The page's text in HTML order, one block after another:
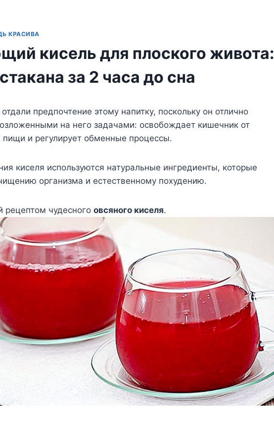
КРАСИВА
кисель для плоского живота:
за 2 часа до сна
предпочтение этому напитку, поскольку он отлично
на него задачами: освобождает кишечник от
пищи и регулирует обменные процессы.
киселя используются натуральные ингредиенты, которые
организма и естественному похудению.
рецептом чудесного овсяного киселя.